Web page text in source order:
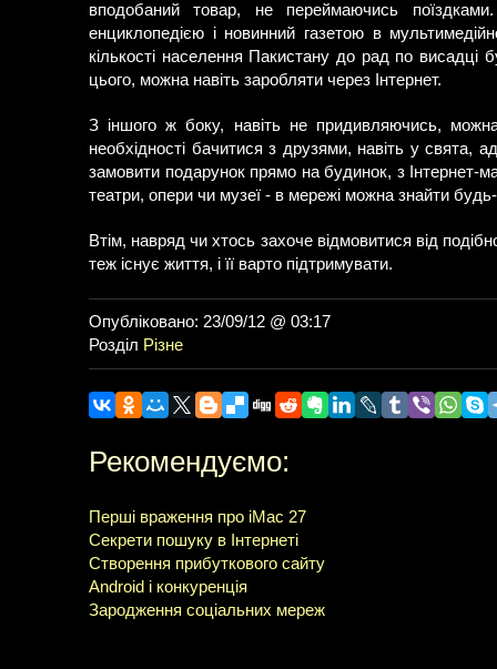
вподобаний товар, не переймаючись
енциклопедією і новинний газетою в
кількості населення Пакистану до рад по висадці
цього, можна навіть заробляти через Інтернет.
З іншого ж боку, навіть не придивляючись,
необхідності бачитися з друзями, навіть у свята,
замовити подарунок прямо на будинок, з Інтернет-
театри, опери чи музеї - в мережі можна знайти
Втім, навряд чи хтось захоче відмовитися від
теж існує життя, і її варто підтримувати.
Опубліковано: 23/09/12 @ 03:17
Розділ Різне
Рекомендуємо:
Перші враження про iMac 27
Секрети пошуку в Інтернеті
Створення прибуткового сайту
Android і конкуренція
Зародження соціальних мереж